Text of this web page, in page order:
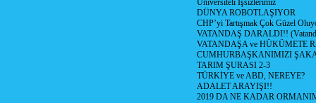
Üniversiteli İşsizlerimiz
DÜNYA ROBOTLAŞIYOR
CHP’yi Tartışmak Çok Güzel
VATANDAŞ DARALDI!!
VATANDAŞA ve HÜKÜMETE
CUMHURBAŞKANIMIZI
TARIM ŞURASI 2-3
TÜRKİYE ve ABD, NEREYE?
ADALET ARAYIŞI!!
2019 DA NE KADAR